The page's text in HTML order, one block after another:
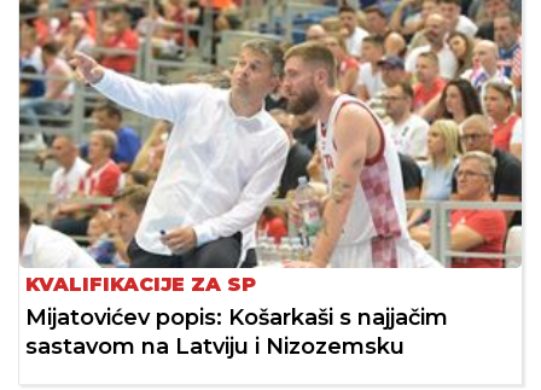
KVALIFIKACIJE ZA SP
Mijatovićev popis: Košarkaši s najjačim
sastavom na Latviju i Nizozemsku